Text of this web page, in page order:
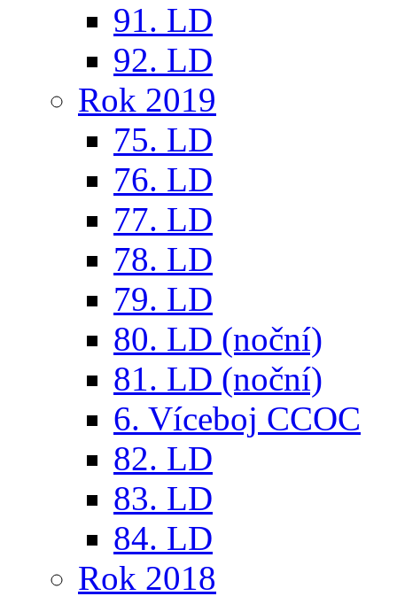
91. LD
92. LD
Rok 2019
75. LD
76. LD
77. LD
78. LD
79. LD
80. LD (noční)
81. LD (noční)
6. Víceboj CCOC
82. LD
83. LD
84. LD
Rok 2018